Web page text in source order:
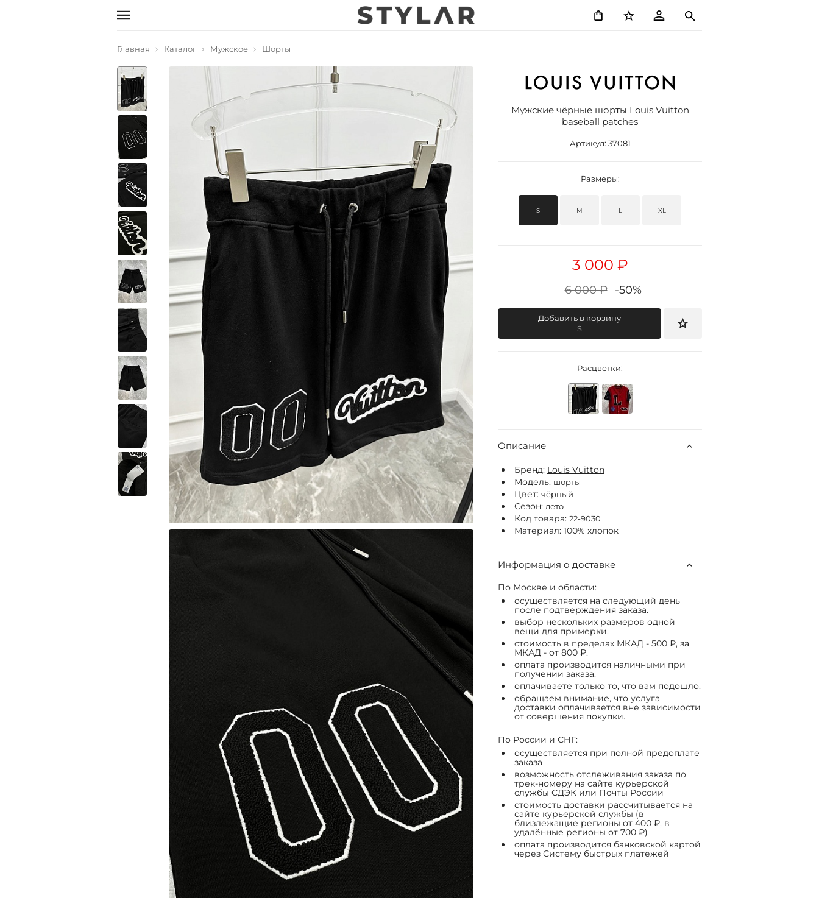
Главная Каталог Мужское Шорты
Мужские чёрные шорты Louis Vuitton
baseball patches
Артикул: 37081
Размеры:
S M L XL
3 000 ₽
6 000 ₽ -50%
Добавить в корзину
S
Расцветки:
Описание
Бренд: Louis Vuitton
Модель: шорты
Цвет: чёрный
Сезон: лето
Код товара: 22-9030
Материал: 100% хлопок
Информация о доставке
По Москве и области:
осуществляется на следующий день
после подтверждения заказа.
выбор нескольких размеров одной
вещи для примерки.
стоимость в пределах МКАД - 500 ₽, за
МКАД - от 800 ₽.
оплата производится наличными при
получении заказа.
оплачиваете только то, что вам подошло.
обращаем внимание, что услуга
доставки оплачивается вне зависимости
от совершения покупки.
По России и СНГ:
осуществляется при полной предоплате
заказа
возможность отслеживания заказа по
трек-номеру на сайте курьерской
службы СДЭК или Почты России
стоимость доставки рассчитывается на
сайте курьерской службы (в
близлежащие регионы от 400 ₽, в
удалённые регионы от 700 ₽)
оплата производится банковской картой
через Систему быстрых платежей